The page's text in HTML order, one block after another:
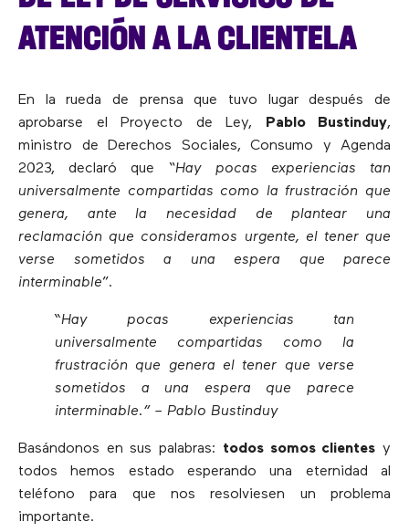
ATENCIÓN A LA CLIENTELA
En la rueda de prensa que tuvo lugar después de
aprobarse el Proyecto de Ley,
Pablo Bustinduy,
ministro de Derechos Sociales, Consumo y Agenda
2023, declaró que “Hay pocas experiencias tan
universalmente compartidas como la frustración que
genera, ante la necesidad de plantear una
reclamación que consideramos urgente, el tener que
verse sometidos a una espera que parece
interminable”.
“Hay pocas experiencias tan
universalmente compartidas como la
frustración que genera el tener que verse
sometidos a una espera que parece
interminable.” – Pablo Bustinduy
Basándonos en sus palabras: todos somos clientes y
todos hemos estado esperando una eternidad al
teléfono para que nos resolviesen un problema
importante.